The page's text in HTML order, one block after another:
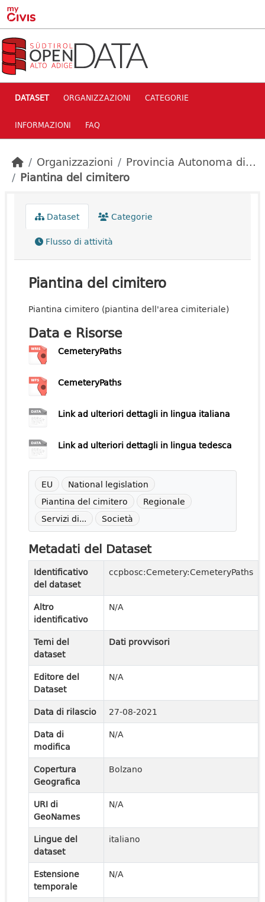
Skip to main content
DATASET ORGANIZZAZIONI CATEGORIE
INFORMAZIONI FAQ
Organizzazioni
Provincia Autonoma di...
Piantina del cimitero
Dataset
Categorie
Flusso di attività
Piantina del cimitero
Piantina cimitero (piantina dell'area cimiteriale)
Data e Risorse
CemeteryPaths
CemeteryPaths
Link ad ulteriori dettagli in lingua italiana
Link ad ulteriori dettagli in lingua tedesca
EU
National legislation
Piantina del cimitero
Regionale
Servizi di...
Società
Metadati del Dataset
Identificativo
del dataset
ccpbosc:Cemetery:CemeteryPaths
Altro
identificativo
N/A
Temi del
dataset
Dati provvisori
Editore del
Dataset
N/A
Data di rilascio
27-08-2021
Data di
modifica
N/A
Copertura
Geografica
Bolzano
URI di
GeoNames
N/A
Lingue del
dataset
italiano
Estensione
temporale
N/A